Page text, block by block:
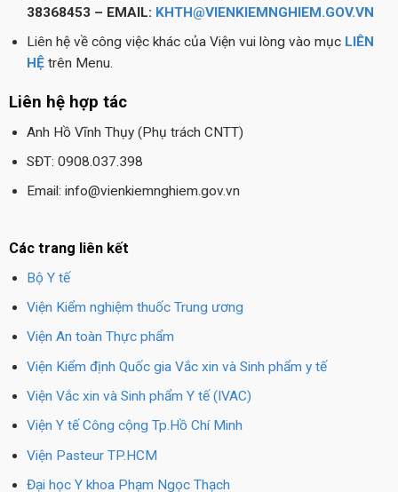
38368453 – EMAIL: KHTH@VIENKIEMNGHIEM.GOV.VN
Liên hệ về công việc khác của Viện vui lòng vào mục LIÊN
HỆtrên Menu.
Liên hệ hợp tác
Anh Hồ Vĩnh Thụy (Phụ trách CNTT)
SĐT: 0908.037.398
Email: info@vienkiemnghiem.gov.vn
Các trang liên kết
Bộ Y tế
Viện Kiểm nghiệm thuốc Trung ương
Viện An toàn Thực phẩm
Viện Kiểm định Quốc gia Vắc xin và Sinh phẩm y tế
Viện Vắc xin và Sinh phẩm Y tế (IVAC)
Viện Y tế Công cộng Tp.Hồ Chí Minh
Viện Pasteur TP.HCM
Đại học Y khoa Phạm Ngọc Thạch